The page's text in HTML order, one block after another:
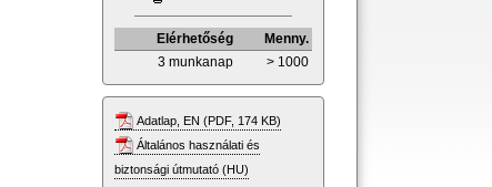
Elérhetőség
Menny.
3 munkanap
> 1000
Adatlap, EN (PDF, 174 KB)
Általános használati és
biztonsági útmutató (HU)